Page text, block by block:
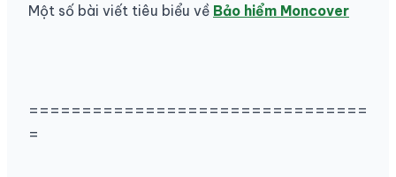
Một số bài viết tiêu biểu về Bảo hiểm Moncover
================================
=